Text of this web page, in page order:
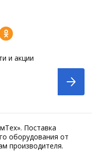
и акции
Поставка
оборудования от
производителя.